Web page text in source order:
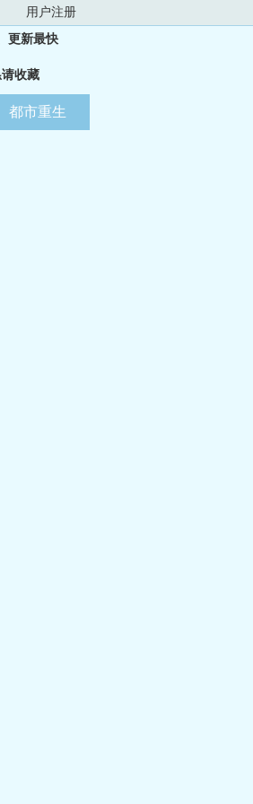
用户注册
更新最快
收藏
都市重生